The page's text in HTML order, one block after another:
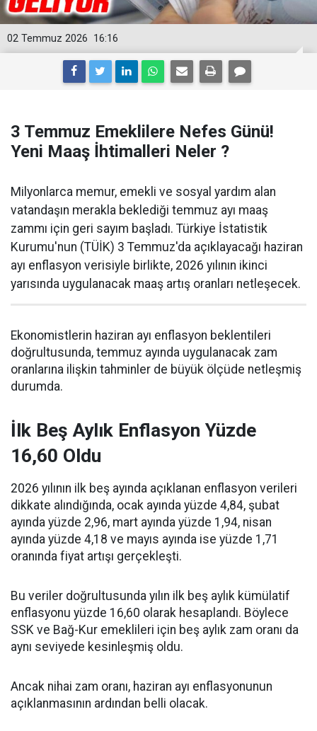
16:16
02 Temmuz 2026
3 Temmuz Emeklilere Nefes Günü!
Yeni Maaş İhtimalleri Neler ?
Milyonlarca memur, emekli ve sosyal yardım alan
vatandaşın merakla beklediği temmuz ayı maaş
zammı için geri sayım başladı. Türkiye İstatistik
Kurumu'nun (TÜİK) 3 Temmuz'da açıklayacağı haziran
ayı enflasyon verisiyle birlikte, 2026 yılının ikinci
yarısında uygulanacak maaş artış oranları netleşecek.
Ekonomistlerin haziran ayı enflasyon beklentileri
doğrultusunda, temmuz ayında uygulanacak zam
oranlarına ilişkin tahminler de büyük ölçüde netleşmiş
durumda.
İlk Beş Aylık Enflasyon Yüzde
16,60 Oldu
2026 yılının ilk beş ayında açıklanan enflasyon verileri
dikkate alındığında, ocak ayında yüzde 4,84, şubat
ayında yüzde 2,96, mart ayında yüzde 1,94, nisan
ayında yüzde 4,18 ve mayıs ayında ise yüzde 1,71
oranında fiyat artışı gerçekleşti.
Bu veriler doğrultusunda yılın ilk beş aylık kümülatif
enflasyonu yüzde 16,60 olarak hesaplandı. Böylece
SSK ve Bağ-Kur emeklileri için beş aylık zam oranı da
aynı seviyede kesinleşmiş oldu.
Ancak nihai zam oranı, haziran ayı enflasyonunun
açıklanmasının ardından belli olacak.